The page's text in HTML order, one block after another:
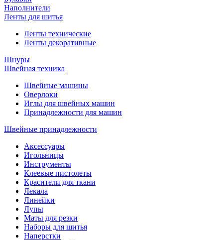
Наполнители
Ленты для шитья
Ленты технические
Ленты декоративные
Шнуры
Швейная техника
Швейные машины
Оверлоки
Иглы для швейных машин
Принадлежности для машин
Швейные принадлежности
Аксессуары
Игольницы
Инструменты
Клеевые пистолеты
Красители для ткани
Лекала
Линейки
Лупы
Маты для резки
Наборы для шитья
Наперстки